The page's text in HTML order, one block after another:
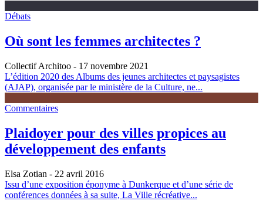
Débats
Où sont les femmes architectes ?
Collectif Architoo - 17 novembre 2021
L’édition 2020 des Albums des jeunes architectes et paysagistes
(AJAP), organisée par le ministère de la Culture, ne...
Commentaires
Plaidoyer pour des villes propices au
développement des enfants
Elsa Zotian - 22 avril 2016
Issu d’une exposition éponyme à Dunkerque et d’une série de
conférences données à sa suite, La Ville récréative...